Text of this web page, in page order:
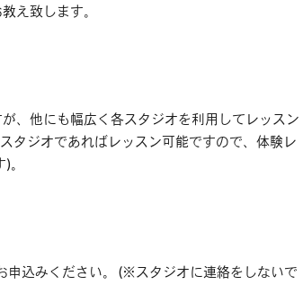
え致します。
、他にも幅広く各スタジオを利用してレッスン
タジオであればレッスン可能ですので、体験レ
。
込みください。 (※スタジオに連絡をしないで